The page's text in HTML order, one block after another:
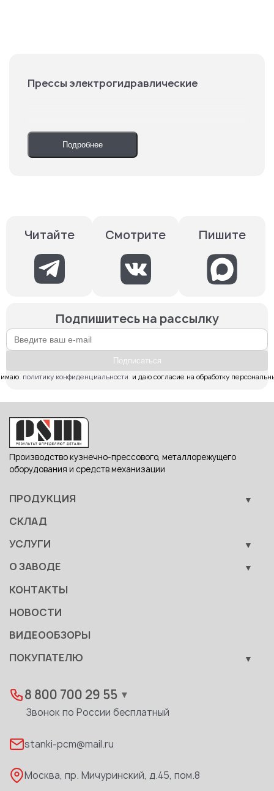
Прессы электрогидравлические
Подробнее
Читайте Смотрите Пишите
Подпишитесь на рассылку
Подпиcаться
политику конфиденциальности
и даю согласие на обработку
8 800 700 29 55 ▼
Звонок по России бесплатный
stanki-pcm@mail.ru
Москва, пр. Мичуринский, д.45, пом.8
Производство кузнечно-прессового, металлорежущего
оборудования и средств механизации
ПРОДУКЦИЯ
Вспомогательные средства механизации
СКЛАД
УСЛУГИ
О ЗАВОДЕ
Документы
Качество
Развитие
КОНТАКТЫ
НОВОСТИ
ВИДЕООБЗОРЫ
ПОКУПАТЕЛЮ
Дилеры
Доставка
Каталог PDF